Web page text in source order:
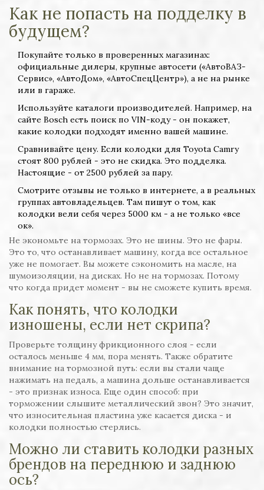
Как не попасть на подделку в
будущем?
Покупайте только в проверенных магазинах:
официальные дилеры, крупные автосети («АвтоВАЗ-
Сервис», «АвтоДом», «АвтоСпецЦентр»), а не на рынке
или в гараже.
Используйте каталоги производителей. Например, на
сайте Bosch есть поиск по VIN-коду - он покажет,
какие колодки подходят именно вашей машине.
Сравнивайте цену. Если колодки для Toyota Camry
стоят 800 рублей - это не скидка. Это подделка.
Настоящие - от 2500 рублей за пару.
Смотрите отзывы не только в интернете, а в реальных
группах автовладельцев. Там пишут о том, как
колодки вели себя через 5000 км - а не только «все
ок».
Не экономьте на тормозах. Это не шины. Это не фары.
Это то, что останавливает машину, когда все остальное
уже не помогает. Вы можете сэкономить на масле, на
шумоизоляции, на дисках. Но не на тормозах. Потому
что когда придет момент - вы не сможете купить время.
Как понять, что колодки
изношены, если нет скрипа?
Проверьте толщину фрикционного слоя - если
осталось меньше 4 мм, пора менять. Также обратите
внимание на тормозной путь: если вы стали чаще
нажимать на педаль, а машина дольше останавливается
- это признак износа. Еще один способ: при
торможении слышите металлический звон? Это значит,
что износительная пластина уже касается диска - и
колодки полностью стерлись.
Можно ли ставить колодки разных
брендов на переднюю и заднюю
ось?